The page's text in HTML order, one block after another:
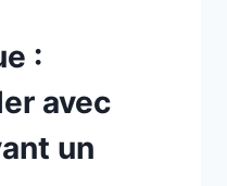
:
avec
un